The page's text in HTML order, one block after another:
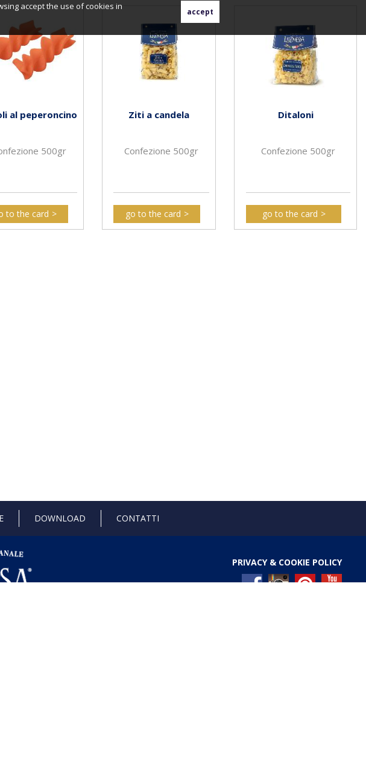
accept the use of cookies in
al peperoncino
500gr
to the card
Ziti a candela
Confezione 500gr
go to the card
Ditaloni
Confezione 500gr
go to the card
DOWNLOAD CONTATTI
PRIVACY & COOKIE POLICY